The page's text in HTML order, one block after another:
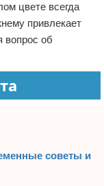
цвете всегда
привлекает
вопрос об
советы и